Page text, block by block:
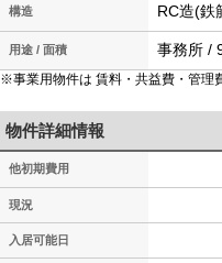
構造 RC造(鉄
用途 / 面積 事務所 /
※事業用物件は 賃料・共益費・管理
物件詳細情報
他初期費用
現況
入居可能日